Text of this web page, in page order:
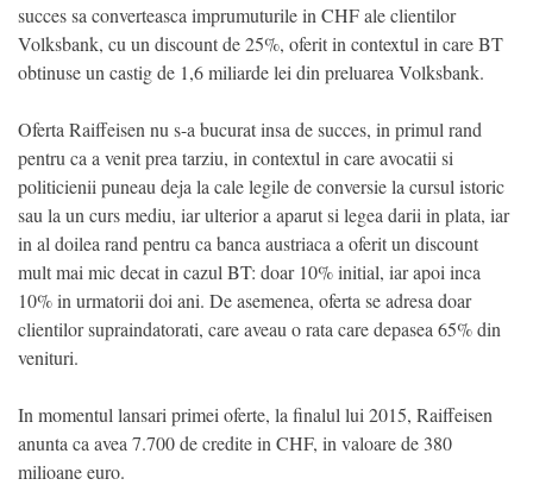
succes sa converteasca imprumuturile in CHF ale clientilor
Volksbank, cu un discount de 25%, oferit in contextul in care BT
obtinuse un castig de 1,6 miliarde lei din preluarea Volksbank.
Oferta Raiffeisen nu s-a bucurat insa de succes, in primul rand
pentru ca a venit prea tarziu, in contextul in care avocatii si
politicienii puneau deja la cale legile de conversie la cursul istoric
sau la un curs mediu, iar ulterior a aparut si legea darii in plata, iar
in al doilea rand pentru ca banca austriaca a oferit un discount
mult mai mic decat in cazul BT: doar 10% initial, iar apoi inca
10% in urmatorii doi ani. De asemenea, oferta se adresa doar
clientilor supraindatorati, care aveau o rata care depasea 65% din
venituri.
In momentul lansari primei oferte, la finalul lui 2015, Raiffeisen
anunta ca avea 7.700 de credite in CHF, in valoare de 380
milioane euro.